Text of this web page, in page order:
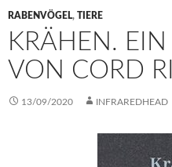
RABENVÖGEL, TIERE
KRÄHEN. EIN
VON CORD
13/09/2020 INFRAREDHEAD